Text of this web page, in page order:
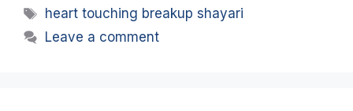
Tags
heart touching breakup shayari
Leave a comment